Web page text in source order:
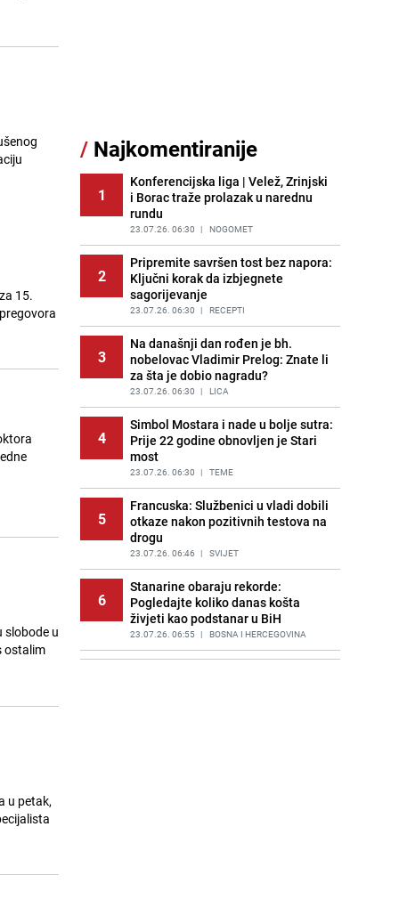
15.
slobode u
ostalim
u petak,
11
KS opkolili zgradu
LOKALNE TEME
12
Šta se dešava u sarajevskom
naselju Vraca? Policija zaprimila
dojavu, izašli na teren
PRIJE 2 DANA | CRNA HRONIKA
13
Pijana sjela za volan: Osiguranje
odbilo isplatu štete na vozilu koje je
slupala Anja Ljubojević
PRIJE 1 DAN | BOSNA I HERCEGOVINA
14
Meteorolozi za danas podigli
upozorenja za 3 regije: Objavljena
prognoza do petka - stiže kiša?
PRIJE 2 DANA | BOSNA I HERCEGOVINA
15
Uklonite kamenac sa slavina u
kupatilu: Dovoljna je ova smjesa
PRIJE 2 DANA | ŽIVOT I STIL
/ Najkomentiranije
1
Konferencijska liga | Velež, Zrinjski
i Borac traže prolazak u narednu
rundu
23.07.26. 06:30 | NOGOMET
2
Pripremite savršen tost bez napora:
Ključni korak da izbjegnete
sagorijevanje
23.07.26. 06:30 | RECEPTI
3
Na današnji dan rođen je bh.
nobelovac Vladimir Prelog: Znate li
za šta je dobio nagradu?
23.07.26. 06:30 | LICA
4
Simbol Mostara i nade u bolje sutra:
Prije 22 godine obnovljen je Stari
most
23.07.26. 06:30 | TEME
5
Francuska: Službenici u vladi dobili
otkaze nakon pozitivnih testova na
drogu
23.07.26. 06:46 | SVIJET
6
Stanarine obaraju rekorde:
Pogledajte koliko danas košta
živjeti kao podstanar u BiH
23.07.26. 06:55 | BOSNA I HERCEGOVINA